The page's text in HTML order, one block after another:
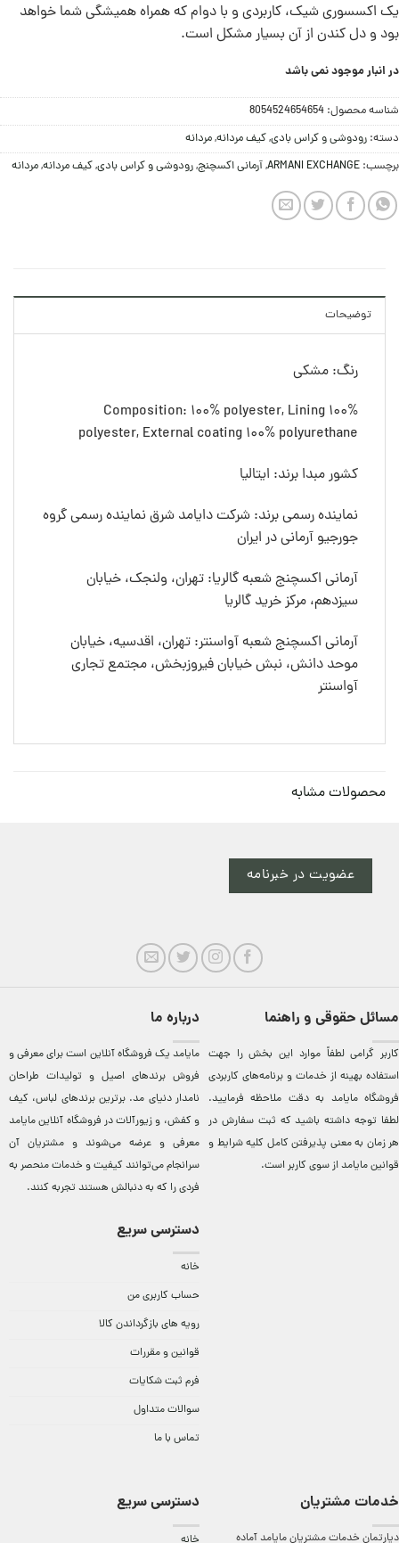
یک اکسسوری شیک، کاربردی و با دوام که همراه همیشگی شما خواهد
بود و دل کندن از آن بسیار مشکل است.
در انبار موجود نمی باشد
شناسه محصول: 8054524654654
دسته: رودوشی و کراس بادی,کیف مردانه,مردانه
برچسب: ARMANI EXCHANGE
,آرمانی اکسچنج,رودوشی و کراس بادی,کیف مردانه,مردانه
توضیحات
رنگ: مشکی
Composition: 100% polyester, Lining 100%
polyester, External coating 100% polyurethane
کشور مبدا برند: ایتالیا
نماینده رسمی برند: شرکت دایامد شرق نماینده رسمی گروه
جورجیو آرمانی در ایران
آرمانی اکسچنج شعبه گالریا: تهران، ولنجک، خیابان
سیزدهم، مرکز خرید گالریا
آرمانی اکسچنج شعبه آواسنتر: تهران، اقدسیه، خیابان
موحد دانش، نبش خیابان فیروزبخش، مجتمع تجاری
آواسنتر
محصولات مشابه
عضویت در خبرنامه
مسائل حقوقی و راهنما
کاربر گرامی لطفاً موارد این بخش را جهت
استفاده بهینه از خدمات و برنامه‌‏های کاربردی
فروشگاه مایامد به دقت ملاحظه فرمایید.
لطفا توجه داشته باشید که ثبت سفارش در
هر زمان به معنی پذیرفتن کامل کلیهشرایط و
قوانین مایامداز سوی کاربر است.
درباره ما
مایامد يک فروشگاه آنلاين است برای معرفی و
فروش برندهای اصيل و توليدات طراحان
نامدار دنيای مد. برترين‌ برندهای لباس، کيف
و کفش، و زيورآلات در فروشگاه آنلاين مایامد
معرفی و عرضه می‌شوند و مشتريان آن
سرانجام می‌توانند کيفيت و خدمات منحصر به
فردی را که به دنبالش هستند تجربه کنند.
دسترسی سریع
خانه
حساب کاربری من
رویه های بازگرداندن کالا
قوانین و مقررات
فرم ثبت شکایات
سوالات متداول
تماس با ما
خدمات مشتریان
دپارتمان خدمات مشتریان مایامد آماده
دسترسی سریع